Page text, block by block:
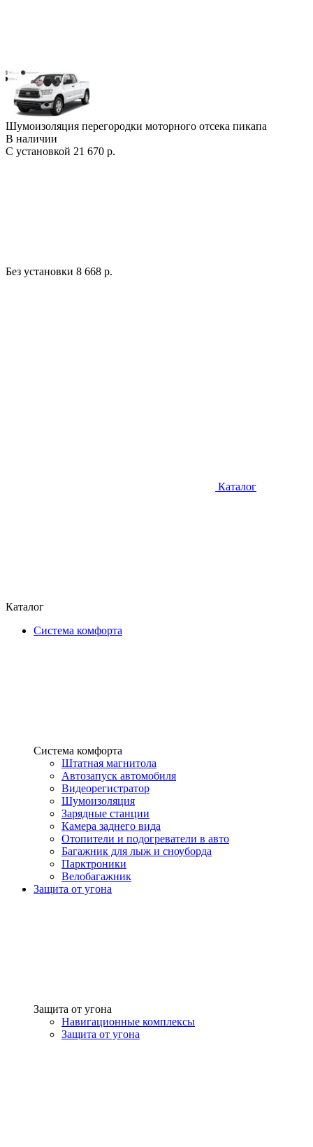
Шумоизоляция перегородки моторного отсека пикапа
В наличии
С установкой 21 670 р.
Без установки 8 668 р.
Каталог
Каталог
Система комфорта
Система комфорта
Штатная магнитола
Автозапуск автомобиля
Видеорегистратор
Шумоизоляция
Зарядные станции
Камера заднего вида
Отопители и подогреватели в авто
Багажник для лыж и сноуборда
Парктроники
Велобагажник
Защита от угона
Защита от угона
Навигационные комплексы
Защита от угона